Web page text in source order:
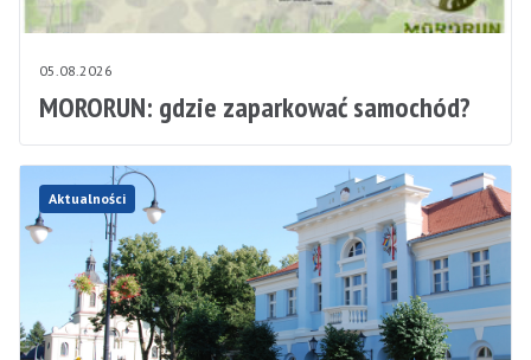
05.08.2026
MORORUN: gdzie zaparkować samochód?
Aktualności